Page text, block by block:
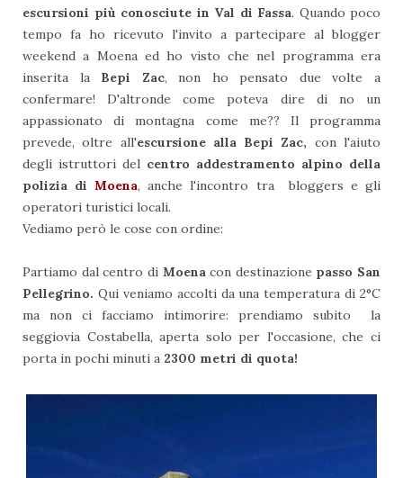
escursioni più conosciute in Val di Fassa. Quando poco
tempo fa ho ricevuto l'invito a partecipare al blogger
weekend a Moena ed ho visto che nel programma era
inserita laBepi Zac, non ho pensato due volte a
confermare! D'altronde come poteva dire di no un
appassionato di montagna come me?? Il programma
prevede, oltre all'escursione alla Bepi Zac, con l'aiuto
degli istruttori del centro addestramento alpino della
polizia di Moena, anche l'incontro tra bloggers e gli
operatori turistici locali.
Vediamo però le cose con ordine:
Partiamo dal centro di Moenacon destinazione passo San
Pellegrino. Qui veniamo accolti da una temperatura di 2°C
ma non ci facciamo intimorire: prendiamo subito la
seggiovia Costabella, aperta solo per l'occasione, che ci
porta in pochi minuti a 2300 metri di quota!